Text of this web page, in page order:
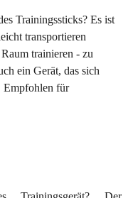
Trainingssticks? Es ist
transportieren
trainieren - zu
ein Gerät, das sich
Empfohlen für